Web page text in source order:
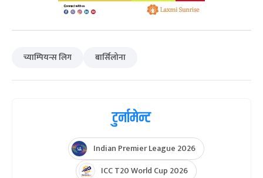
च्याम्पियन्स लिग बार्सिलोना
टुर्नामेन्ट
Indian Premier League 2026
ICC T20 World Cup 2026